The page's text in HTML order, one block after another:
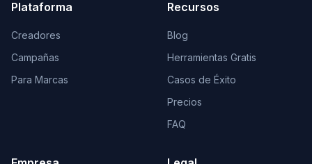
Plataforma
Creadores
Campañas
Para Marcas
Recursos
Blog
Herramientas Gratis
Casos de Éxito
Precios
FAQ